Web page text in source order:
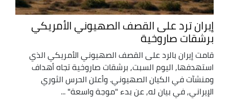
إيران ترد على القصف الصهيوني الأمريكي
برشقات صاروخية
قامت إيران بالرد على القصف الصهيوني الأمريكي الذي
استهدفها, اليوم السبت, برشقات صاروخية تجاه أهداف
ومنشآت في الكيان الصهيوني. وأعلن الحرس الثوري
الإيراني, في بيان له, عن بدء "موجة واسعة" ...